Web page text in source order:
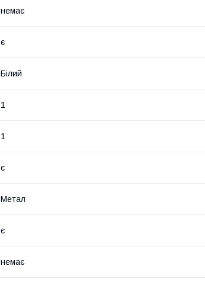
немає
є
Білий
1
1
є
Метал
є
немає